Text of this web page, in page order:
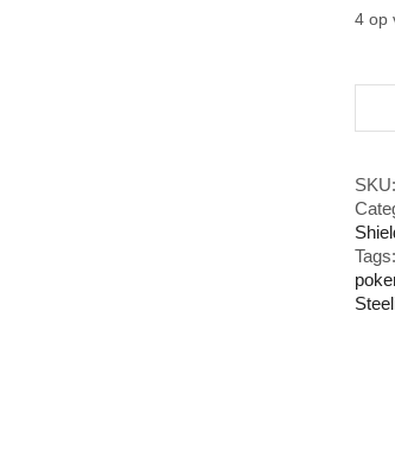
4 op
Lost
124/
Tags: